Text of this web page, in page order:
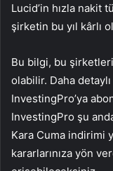
Lucid’in hızla nakit
şirketin bu yıl kârlı
Bu bilgi, bu
olabilir. Daha
InvestingPro’ya
InvestingPro şu
Kara Cuma indirimi
kararlarınıza yön